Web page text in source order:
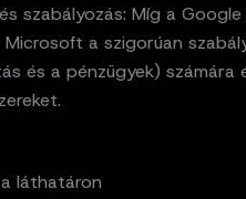
szabályozás: Míg a
Microsoft a szigorúan
és a pénzügyek)
láthatáron